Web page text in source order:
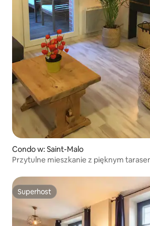
Condo w: Saint-Malo
Przytulne mieszkanie z pięknym
Superhost
Superhost